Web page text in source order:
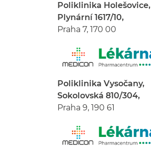
Poliklinika Holešovice,
Plynární 1617/10,
Praha 7, 170 00
Poliklinika Vysočany,
Sokolovská 810/304,
Praha 9, 190 61